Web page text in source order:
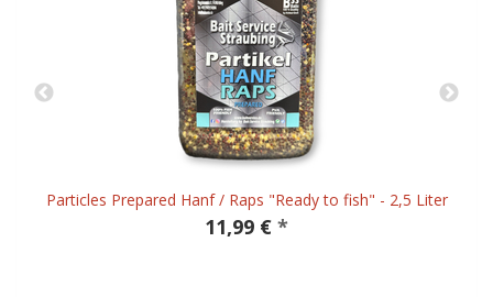
Particles Prepared Hanf / Raps "Ready to fish" - 2,5 Liter
11,99 € *